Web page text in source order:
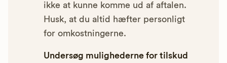
ikke at kunne komme ud af aftalen.
Husk, at du altid hæfter personligt
for omkostningerne.
Undersøg mulighederne for tilskud